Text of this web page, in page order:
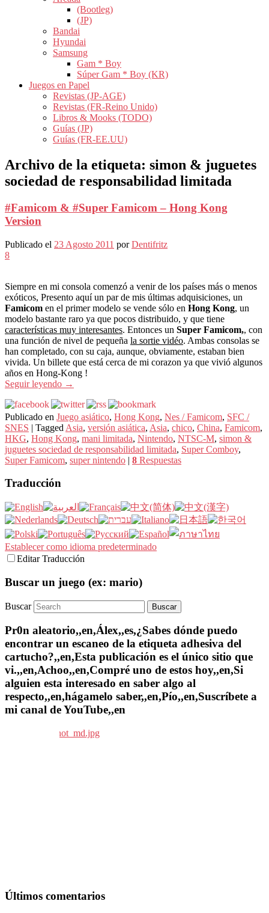
(Bootleg)
(JP)
Bandai
Hyundai
Samsung
Gam * Boy
Súper Gam * Boy (KR)
Juegos en Papel
Revistas (JP-AGE)
Revistas (FR-Reino Unido)
Libros & Mooks (TODO)
Guías (JP)
Guías (FR-EE.UU)
Archivo de la etiqueta: simon & juguetes
sociedad de responsabilidad limitada
#Famicom & #Super Famicom – Hong Kong
Version
Publicado el 23 Agosto 2011 porDentifritz
8
Siempre en mi consola comenzó a venir de los países más o menos
exóticos, Presento aquí un par de mis últimas adquisiciones, un
Famicom en el primer modelo se vende sólo en Hong Kong, un
modelo bastante raro ya que pocos distribuido, y que tiene
características muy interesantes. Entonces un Super Famicom,, con
una función de nivel de pequeña la sortie vidéo. Ambas consolas se
han completado, con su caja, aunque, obviamente, estaban bien
vivida. Un billete que está cerca de mi corazon ya que vivió algunos
años en Hong-Kong !
Seguir leyendo →
Publicado en Juego asiático, Hong Kong, Nes / Famicom, SFC /
SNES | Tagged Asia, versión asiática, Asia, chico, China, Famicom,
HKG, Hong Kong, mani limitada, Nintendo, NTSC-M, simon &
juguetes sociedad de responsabilidad limitada, Super Comboy,
Super Famicom, super nintendo | 8 Respuestas
Traducción
Establecer como idioma predeterminado
Editar Traducción
Buscar un juego (ex: mario)
Buscar
Pr0n aleatorio,,en,Álex,,es,¿Sabes dónde puedo
encontrar un escaneo de la etiqueta adhesiva del
cartucho?,,en,Esta publicación es el único sitio que
vi.,,en,Achoo,,en,Compré uno de estos hoy,,en,Si
alguien esta interesado en saber algo al
respecto,,en,hágamelo saber,,en,Pío,,en,Suscríbete a
mi canal de YouTube,,en
Últimos comentarios